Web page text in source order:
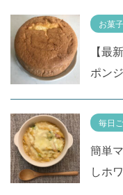
お菓
【最
ポン
毎日
簡単
しホ